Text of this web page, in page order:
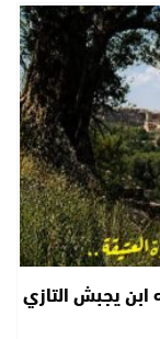
يجبش التازي